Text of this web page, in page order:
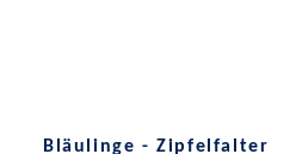
Bläulinge - Zipfelfalter